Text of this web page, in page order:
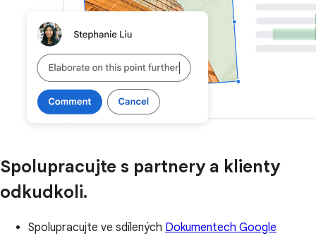
Spolupracujte s partnery a klienty
odkudkoli.
Spolupracujte ve sdílených Dokumentech Google